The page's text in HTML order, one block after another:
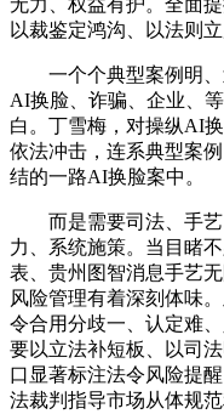
无力、权益有护。全面
以裁鉴定鸿沟、以法则立
一个个典型案例明、
AI换脸、诈骗、企业、
白。丁雪梅，对操纵AI
依法冲击，连系典型案
结的一路AI换脸案中。
而是需要司法、手艺
力、系统施策。当目睹
表、贵州图智消息手艺
风险管理有着深刻体味
令合用分歧一、认定难
要以立法补短板、以司
口显著标注法令风险提
法裁判指导市场从体规